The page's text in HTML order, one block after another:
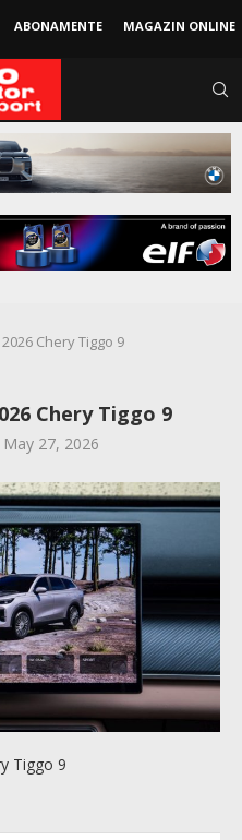
ABONAMENTE MAGAZIN ONLINE
Chery Tiggo 9
Chery Tiggo 9
May 27, 2026
Tiggo 9